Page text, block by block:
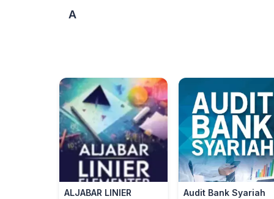
A
ALJABAR LINIER
Audit Bank Syariah